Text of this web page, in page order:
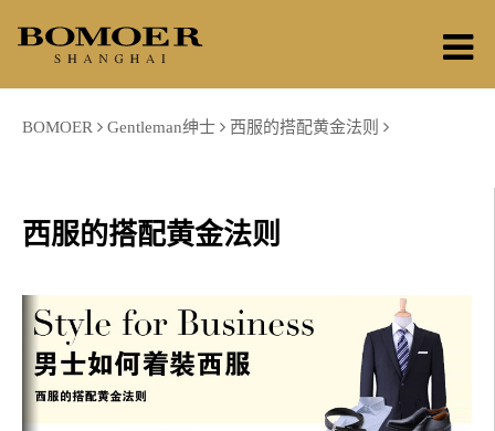
BOMOER Gentleman绅士 西服的搭配黄金法则
西服的搭配黄金法则